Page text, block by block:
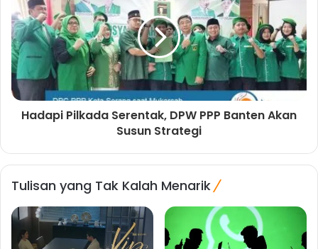
Hadapi Pilkada Serentak, DPW PPP Banten Akan
Susun Strategi
Tulisan yang Tak Kalah Menarik